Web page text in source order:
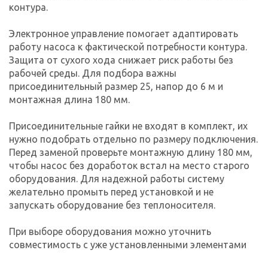
контура.
Электронное управление помогает адаптировать
работу насоса к фактической потребности контура.
Защита от сухого хода снижает риск работы без
рабочей среды. Для подбора важны
присоединительный размер 25, напор до 6 м и
монтажная длина 180 мм.
Присоединительные гайки не входят в комплект, их
нужно подобрать отдельно по размеру подключения.
Перед заменой проверьте монтажную длину 180 мм,
чтобы насос без доработок встал на место старого
оборудования. Для надежной работы систему
желательно промыть перед установкой и не
запускать оборудование без теплоносителя.
При выборе оборудования можно уточнить
совместимость с уже установленными элементами